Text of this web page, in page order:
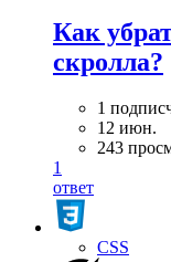
Как
скролла?
1
12 июн.
243
1
ответ
CSS